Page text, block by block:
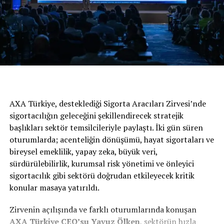
fırsatı ile sürüş konforu arayanları bekliyor.
A segmentinin vazgeçilmezi, sportifliğiyle yollarda keyif
dolu anlar yaşatan Kia Picanto ve sınıfının en ferah
BENZER İÇERIKLER
UP NEXT
Yeni Tiguan Allspace Satışa Sunuldu
DON'T MISS
Göz Kamaştıran Tasarımıyla Yeni BMW 420i Gran Coupé
Türkiye’de
AXA Türkiye, desteklediği Sigorta Aracıları Zirvesi’nde
sigortacılığın geleceğini şekillendirecek stratejik
başlıkları sektör temsilcileriyle paylaştı. İki gün süren
oturumlarda; acenteliğin dönüşümü, hayat sigortaları ve
bireysel emeklilik, yapay zeka, büyük veri,
sürdürülebilirlik, kurumsal risk yönetimi ve önleyici
sigortacılık gibi sektörü doğrudan etkileyecek kritik
konular masaya yatırıldı.
Zirvenin açılışında ve farklı oturumlarında konuşan
AXA TürkiyeCEO’su Yavuz Ölken, sektörün hızla